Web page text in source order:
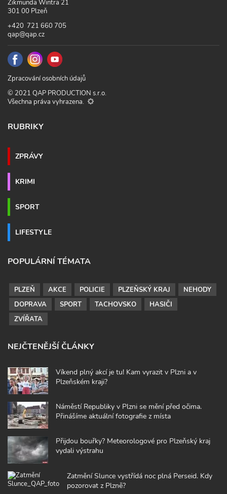
Zikmunda Wintra 21
301 00 Plzeň
+420 721 660 705
qap@qap.cz
Zpracování osobních údajů
© 2021 QAP PRODUCTION s.r.o.
Všechna práva vyhrazena.
RUBRIKY
ZPRÁVY
KRIMI
SPORT
LIFESTYLE
POPULÁRNÍ TÉMATA
PLZEŇ AKCE POLICIE PLZEŇSKÝ KRAJ
NEHODY
DOPRAVA
SPORT TACHOVSKO
HASIČI
ZVÍŘATA
NEJČTENĚJŠÍ ČLÁNKY
Víkend plný akcí je tu! Kam vyrazit v Plzni a v
Plzeňském kraji?
Náměstí Republiky v Plzni se mění před očima.
Přinášíme aktuální fotografie z místa
Přijdou bouřky? Meteorologové pro Plzeňský kraj
vydali výstrahu
Zatmění Slunce vystřídá noc plná Perseid. Kdy
pozorovat z Plzně?